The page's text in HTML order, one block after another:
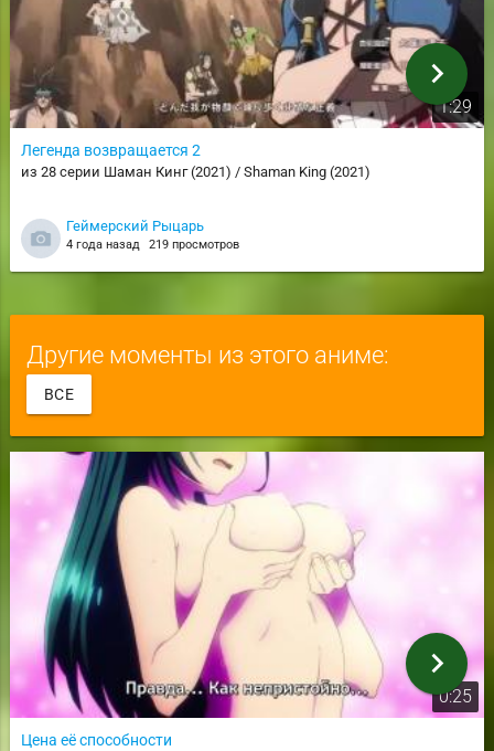
1:29
Легенда возвращается 2
из 28 серии Шаман Кинг (2021) / Shaman King (2021)
Геймерский Рыцарь
4 года назад 219 просмотров
chevron_right
Другие моменты из этого аниме:
ВСЕ
0:25
Цена её способности
chevron_right